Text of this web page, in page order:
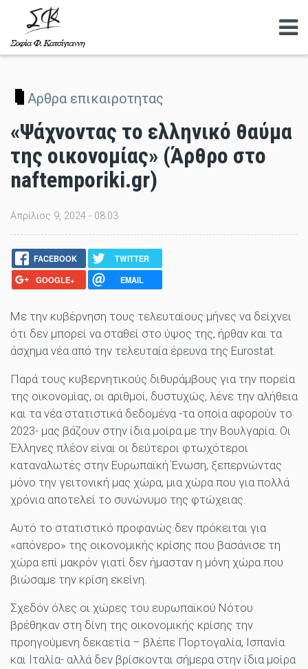
Αρθρα επικαιροτητας
«Ψάχνοντας το ελληνικό θαύμα
της οικονομίας» (Άρθρο στο
naftemporiki.gr)
Απρίλιος 9, 2024 - 08:03
FACEBOOK
TWITTER
GOOGLE+
EMAIL
Με την κυβέρνηση τους τελευταίους μήνες να δείχνει
ότι δεν μπορεί να σταθεί στο ύψος της, ήρθαν και τα
άσχημα νέα από την τελευταία έρευνα της Eurostat.
Παρά τους κυβερνητικούς διθυράμβους για την πορεία
της οικονομίας, οι αριθμοί, δυστυχώς, λένε την αλήθεια
και τα νέα στατιστικά δεδομένα -τα οποία αφορούν το
2023- μας βάζουν στην ίδια μοίρα με την Βουλγαρία. Οι
Έλληνες πλέον είναι οι δεύτεροι φτωχότεροι
καταναλωτές στην Ευρωπαϊκή Ένωση, ξεπερνώντας
μόνο την γειτονική μας χώρα, μια χώρα που για πολλά
χρόνια αποτελεί το συνώνυμο της φτώχειας.
Αυτό το στατιστικό προφανώς δεν πρόκειται για
«απόνερο» της οικονομικής κρίσης που βασάνισε τη
χώρα επί μακρόν γιατί δεν ήμασταν η μόνη χώρα που
βιώσαμε την κρίση εκείνη.
Σχεδόν όλες οι χώρες του ευρωπαϊκού Νότου
βρέθηκαν στη δίνη της οικονομικής κρίσης την
προηγούμενη δεκαετία – βλέπε Πορτογαλία, Ισπανία
και Ιταλία- αλλά δεν βρίσκονται σήμερα στην ίδια μοίρα